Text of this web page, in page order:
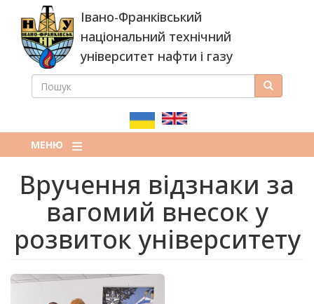
основного
вмісту
Івано-Франківський
національний технічний
університет нафти і газу
ПОШУКОВА
ПОШУК Пошук
МЕНЮ
Вручення відзнаки за
вагомий внесок у
розвиток університету